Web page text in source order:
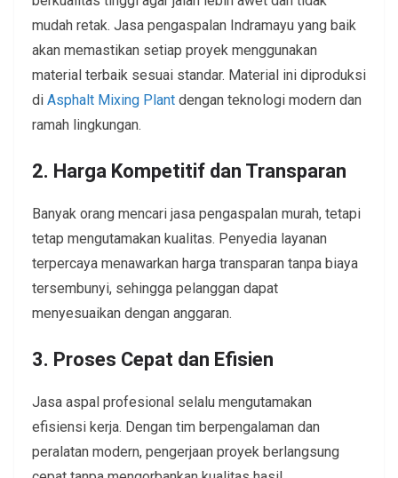
mudah retak. Jasa pengaspalan Indramayu yang baik
akan memastikan setiap proyek menggunakan
material terbaik sesuai standar. Material ini diproduksi
di Asphalt Mixing Plant dengan teknologi modern dan
ramah lingkungan.
2. Harga Kompetitif dan Transparan
Banyak orang mencari jasa pengaspalan murah, tetapi
tetap mengutamakan kualitas. Penyedia layanan
terpercaya menawarkan harga transparan tanpa biaya
tersembunyi, sehingga pelanggan dapat
menyesuaikan dengan anggaran.
3. Proses Cepat dan Efisien
Jasa aspal profesional selalu mengutamakan
efisiensi kerja. Dengan tim berpengalaman dan
peralatan modern, pengerjaan proyek berlangsung